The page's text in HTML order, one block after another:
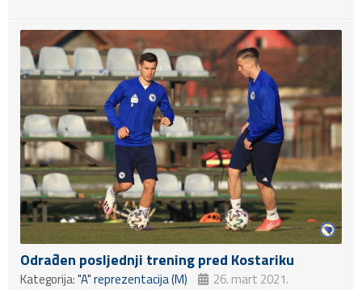
Odrađen posljednji trening pred Kostariku
Kategorija:"A" reprezentacija (M) 26. mart 2021.